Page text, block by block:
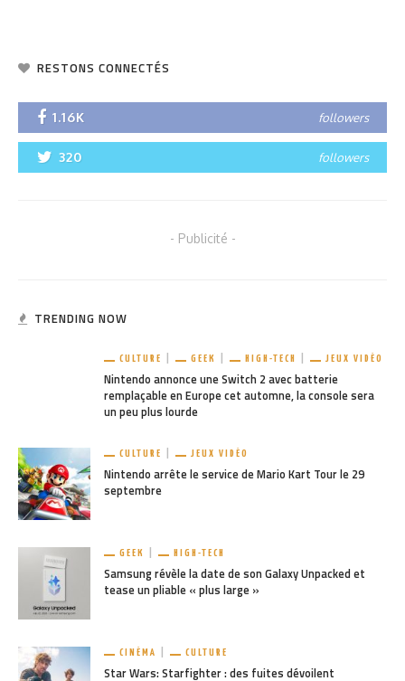
RESTONS CONNECTÉS
1.16K followers
320 followers
- Publicité -
TRENDING NOW
CULTURE GEEK HIGH-TECH JEUX VIDÉO
Nintendo annonce une Switch 2 avec batterie
remplaçable en Europe cet automne, la console sera
un peu plus lourde
CULTURE JEUX VIDÉO
Nintendo arrête le service de Mario Kart Tour le 29
septembre
GEEK HIGH-TECH
Samsung révèle la date de son Galaxy Unpacked et
tease un pliable « plus large »
CINÉMA CULTURE
Star Wars: Starfighter : des fuites dévoilent